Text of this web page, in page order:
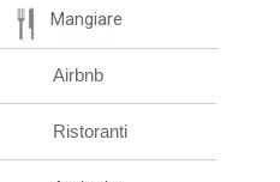
Mangiare
Airbnb
Ristoranti